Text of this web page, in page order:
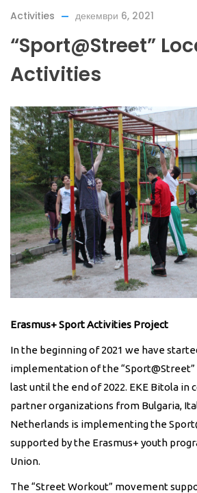
Activities декември 6, 2021
“Sport@Street”
Activities
Erasmus+ Sport Activities Project
In the beginning of 2021 we have
implementation of the
last until the end of 2022. EKE Bitola in
partner organizations from Bulgaria,
Netherlands is implementing the
supported by the Erasmus+ youth
Union.
The “Street Workout” movement